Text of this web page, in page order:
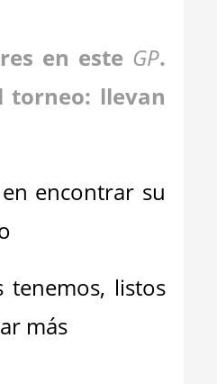
en este GP.
torneo: llevan
encontrar su
tenemos, listos
más